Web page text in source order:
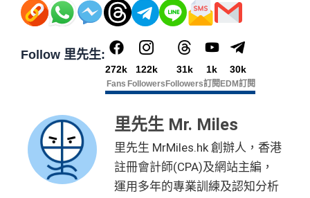
Follow 里先生:
272k
Fans
122k
Followers
31k
Followers
1k
訂閱
30k
EDM訂閱
里先生 Mr. Miles
里先生 MrMiles.hk 創辦人，香港
註冊會計師(CPA)及網站主編，
運用多年的專業訓練及認知分析